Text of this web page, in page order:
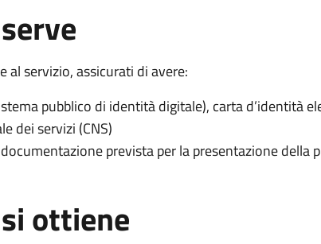
al servizio, assicurati di avere:
pubblico di identità digitale), carta d’identità
dei servizi (CNS)
prevista per la presentazione della
ottiene